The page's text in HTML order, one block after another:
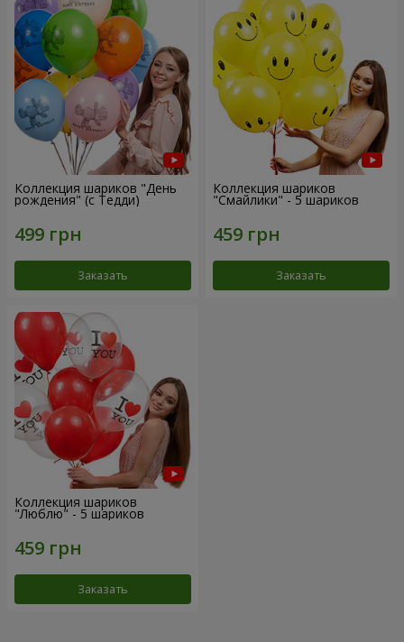
Коллекция шариков "День
рождения" (с Тедди)
Заказать
Коллекция шариков
"Смайлики" - 5 шариков
Заказать
Коллекция шариков
"Люблю" - 5 шариков
Заказать